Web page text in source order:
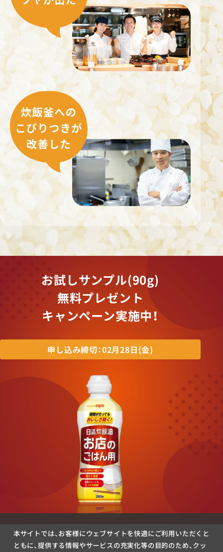
お試しサンプル(90g)
無料プレゼント
キャンペーン実施中！
申し込み締切：02月28日(金)
本サイトでは、お客様にウェブサイトを快適にご利用いただくと
ともに、提供する情報やサービスの充実化等の目的のため、クッ